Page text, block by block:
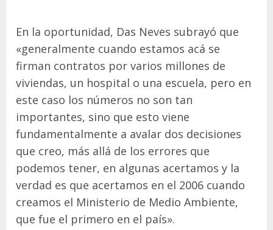
En la oportunidad, Das Neves subrayó que
«generalmente cuando estamos acá se
firman contratos por varios millones de
viviendas, un hospital o una escuela, pero en
este caso los números no son tan
importantes, sino que esto viene
fundamentalmente a avalar dos decisiones
que creo, más allá de los errores que
podemos tener, en algunas acertamos y la
verdad es que acertamos en el 2006 cuando
creamos el Ministerio de Medio Ambiente,
que fue el primero en el país».